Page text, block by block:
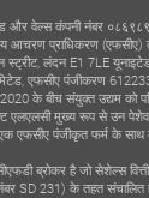
और वेल्स कंपनी नंबर
आचरण प्राधिकरण (एफसीए)
स्ट्रीट, लंदन E1 7LE
एफसीए पंजीकरण
के बीच संयुक्त उद्यम को
एलएलसी मुख्य रूप से उन
एफसीए पंजीकृत फर्म के साथ
ब्रोकर है जो सेशेल्स वित्तीय
SD 231) के तहत संचालित